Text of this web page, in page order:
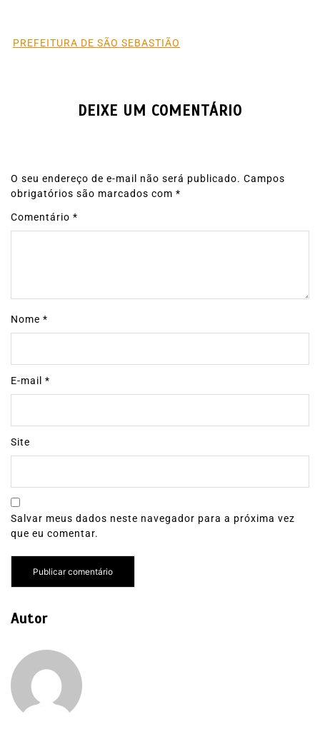
PREFEITURA DE SÃO SEBASTIÃO
DEIXE UM COMENTÁRIO
O seu endereço de e-mail não será publicado. Campos
obrigatórios são marcados com *
Comentário *
Nome *
E-mail *
Site
Salvar meus dados neste navegador para a próxima vez
que eu comentar.
Autor